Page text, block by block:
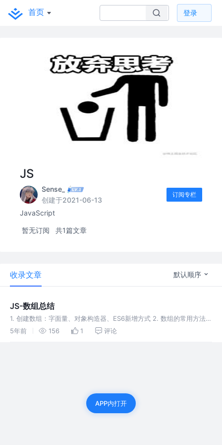
首页 登录
JS
Sense_
创建于2021-06-13
订阅专栏
JavaScript
暂无订阅 共1篇文章
收录文章 默认顺序
JS-数组总结
1. 创建数组：字面量、对象构造器、ES6新增方式 2. 数组的常用方法：
纯函数及非纯函数 3. 数组的遍历
5年前 156 1 评论
APP内打开